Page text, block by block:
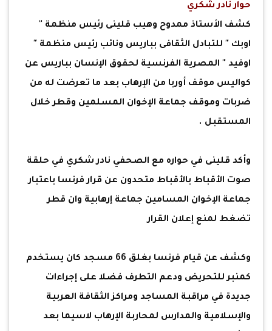
حوار نادر شكري
كشف الأستاذ ممدوح وهيب قلينى رئيس منظمة "
اوبك " للتبادل الثقافى بباريس ونائب رئيس منظمة "
اوفيد " المصرية الفرنسية لحقوق الإنسان بباريس عن
كواليس موقف أوربا من الإرهاب بعد ما تعرضت له من
ضربات وموقف جماعة الإخوان المسلمين وقطر خلال
المستقبل .
وأكد قلينى في حواره مع الصحفي نادر شكري في حلقة
صوت الأقباط بالأقباط متحدون عن قرار فرنسا باعتبار
جماعة الإخوان المسامين جماعة إرهابية وان قطر
تضغط لمنع إعلان القرار
وكشف عن قيام فرنسا بغلق 66 مسجد كان يستخدم
كمنبر للتحريض ودعم التطرف فضلا على إجراءات
جديدة في مراقبة المساجد ومراكز الثقافة العربية
والإسلامية والمدارس لمحاربة الإرهاب لاسيما بعد